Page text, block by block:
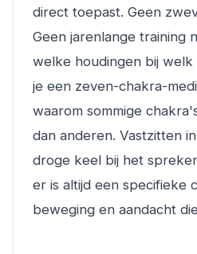
direct toepast. Geen
Geen jarenlange training
welke houdingen bij
je een zeven-chakra-
waarom sommige
dan anderen. Vastzitten
droge keel bij het
er is altijd een specifieke
beweging en aandacht